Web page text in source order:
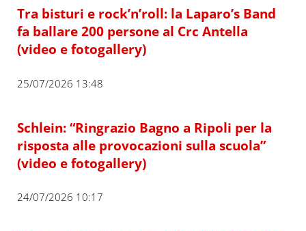
Tra bisturi e rock’n’roll: la Laparo’s Band
fa ballare 200 persone al Crc Antella
(video e fotogallery)
25/07/2026 13:48
Schlein: “Ringrazio Bagno a Ripoli per la
risposta alle provocazioni sulla scuola”
(video e fotogallery)
24/07/2026 10:17